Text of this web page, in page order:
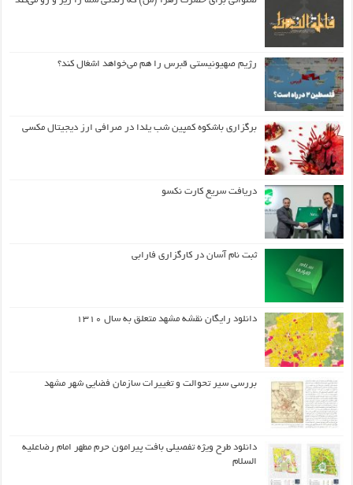
رژیم صهیونیستی قبرس را هم می‌خواهد اشغال کند؟
برگزاری باشکوه کمپین شب یلدا در صرافی ارز دیجیتال مکسی
دریافت سریع کارت نکسو
ثبت نام آسان در کارگزاری فارابی
دانلود رایگان نقشه مشهد متعلق به سال ۱۳۱۰
بررسی سیر تحوالت و تغییرات سازمان فضایی شهر مشهد
دانلود طرح ويژه تفصيلي بافت پيرامون حرم مطهر امام رضاعليه
السلام